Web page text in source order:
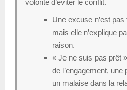
Une excuse n’est
mais elle n’explique
raison.
« Je ne suis pas prêt
de l’engagement,
un malaise dans la